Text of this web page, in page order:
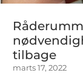
tilbage
marts 17, 2022